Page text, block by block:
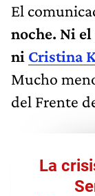
El
noche. Ni
ni Cristina
Mucho
del Frente
La